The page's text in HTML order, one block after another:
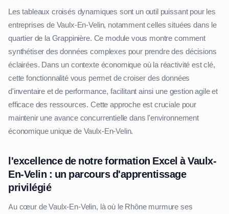
Les tableaux croisés dynamiques sont un outil puissant pour les
entreprises de Vaulx-En-Velin, notamment celles situées dans le
quartier de la Grappinière. Ce module vous montre comment
synthétiser des données complexes pour prendre des décisions
éclairées. Dans un contexte économique où la réactivité est clé,
cette fonctionnalité vous permet de croiser des données
d'inventaire et de performance, facilitant ainsi une gestion agile et
efficace des ressources. Cette approche est cruciale pour
maintenir une avance concurrentielle dans l'environnement
économique unique de Vaulx-En-Velin.
l'excellence de notre formation Excel à Vaulx-
En-Velin : un parcours d'apprentissage
privilégié
Au cœur de Vaulx-En-Velin, là où le Rhône murmure ses